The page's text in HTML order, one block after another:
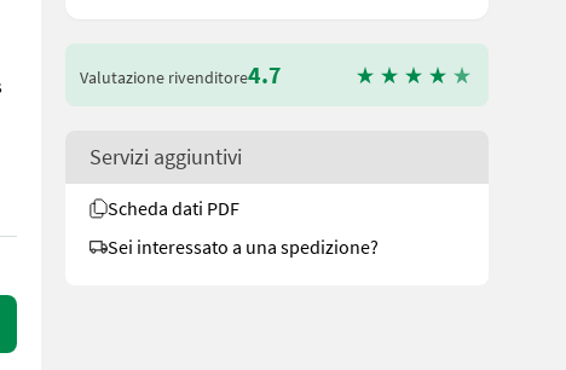
Sie können uns auch anrufen.Alle zuverlässigen
Valutazione rivenditore4.7
Servizi aggiuntivi
Scheda dati PDF
Sei interessato a una spedizione?